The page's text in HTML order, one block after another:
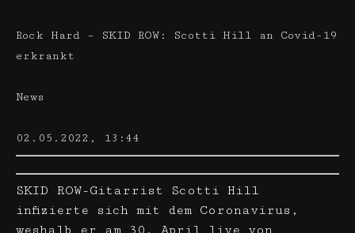
Rock Hard – SKID ROW: Scotti Hill an Covid-19
erkrankt
News
02.05.2022, 13:44
SKID ROW-Gitarrist Scotti Hill
infizierte sich mit dem Coronavirus,